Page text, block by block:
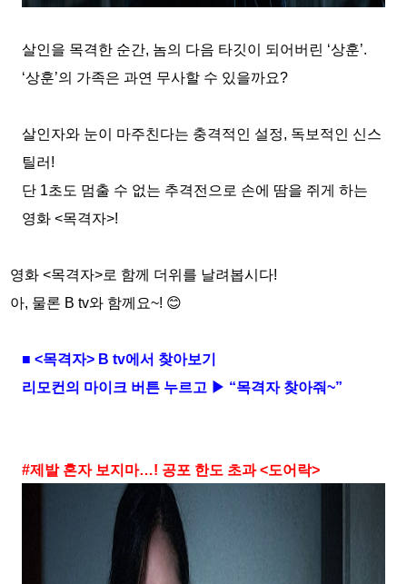
살인을 목격한 순간, 놈의 다음 타깃이 되어버린 ‘상훈’.
‘상훈’의 가족은 과연 무사할 수 있을까요?
살인자와 눈이 마주친다는 충격적인 설정, 독보적인 신스
틸러 !
단 1초도 멈출 수 없는 추격전으로 손에 땀을 쥐게 하는
영화 <목격자>!
영화 <목격자>로 함께 더위를 날려봅시다!
아, 물론 B tv와 함께요~! 😊
■ <목격자> B tv에서 찾아보기
리모컨의 마이크 버튼 누르고 ▶ “목격자 찾아줘~”
#제발 혼자 보지마…! 공포 한도 초과<도어락>